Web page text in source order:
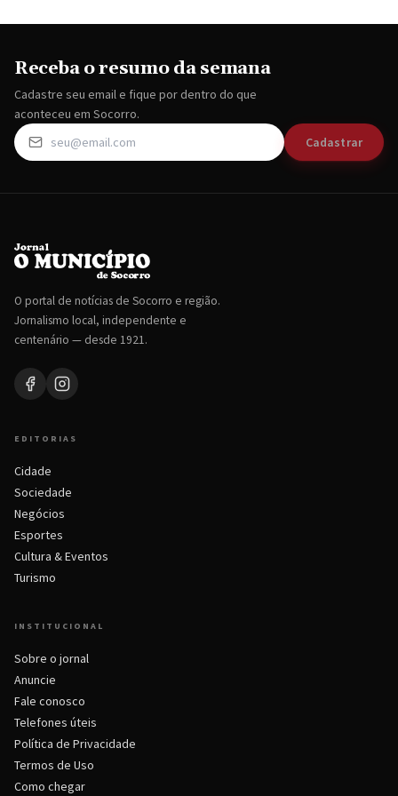
Receba o resumo da semana
Cadastre seu email e fique por dentro do que
aconteceu em Socorro.
Cadastrar
O portal de notícias de Socorro e região.
Jornalismo local, independente e
centenário — desde 1921.
EDITORIAS
Cidade
Sociedade
Negócios
Esportes
Cultura & Eventos
Turismo
INSTITUCIONAL
Sobre o jornal
Anuncie
Fale conosco
Telefones úteis
Política de Privacidade
Termos de Uso
Como chegar